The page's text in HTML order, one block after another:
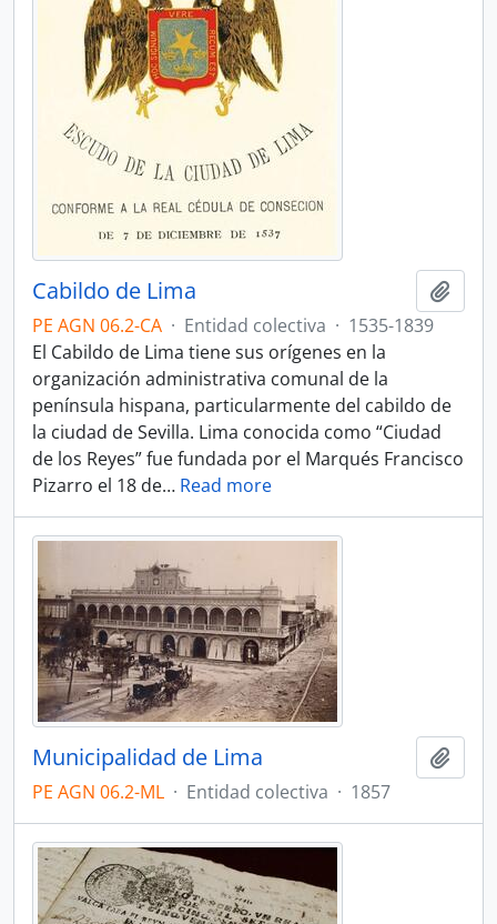
Cabildo de Lima
PE AGN 06.2-CA · Entidad colectiva · 1535-1839
El Cabildo de Lima tiene sus orígenes en la
organización administrativa comunal de la
península hispana, particularmente del cabildo de
la ciudad de Sevilla. Lima conocida como “Ciudad
de los Reyes” fue fundada por el Marqués Francisco
Pizarro el 18 de… Read more
Municipalidad de Lima
PE AGN 06.2-ML · Entidad colectiva · 1857